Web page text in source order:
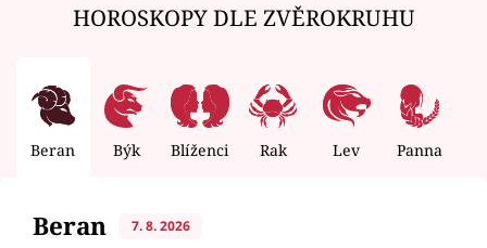
HOROSKOPY DLE ZVĚROKRUHU
Beran Býk Blíženci Rak Lev Panna
Beran 7. 8. 2026